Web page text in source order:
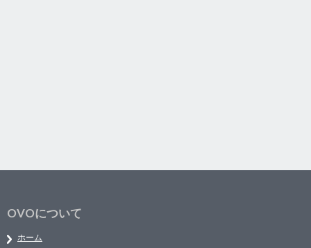
OVOについて
ホーム